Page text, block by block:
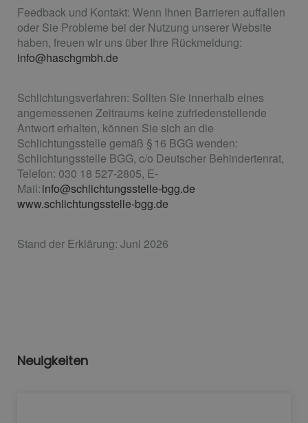
Feedback und Kontakt: Wenn Ihnen Barrieren auffallen
oder Sie Probleme bei der Nutzung unserer Website
haben, freuen wir uns über Ihre Rückmeldung:
info@haschgmbh.de
Schlichtungsverfahren: Sollten Sie innerhalb eines
angemessenen Zeitraums keine zufriedenstellende
Antwort erhalten, können Sie sich an die
Schlichtungsstelle gemäß § 16 BGG wenden:
Schlichtungsstelle BGG, c/o Deutscher Behindertenrat,
Telefon: 030 18 527-2805, E-
Mail:info@schlichtungsstelle-bgg.de
www.schlichtungsstelle-bgg.de
Stand der Erklärung: Juni 2026
Neuigkeiten